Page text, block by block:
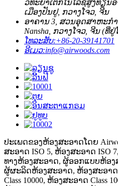
ວິທະຍາເຕັກໂນໂລຊີສູງທຽນ
ເມືອງປັນຢູ, ກວາງໂຈວ, ຈີນ
ອາຄານ 3, ສວນອຸດສາຫະກຳ
Nansha, ກວາງໂຈວ, ຈີນ (ທີ່ຢູ່
ໂທລະສັບ:+86-20-39141701
ອີເມວ:info@airwoods.com
ປະເພດຂອງຫ້ອງສະອາດໂດຍ
ສະອາດ ISO 5, ຫ້ອງສະອາດ ISO
ທາງຫ້ອງສະອາດ, ຜູ້ອອກແບບຫ້ອ
ຜູ້ຜະລິດຫ້ອງສະອາດ, ຫ້ອງສະອາດ
Class 10000, ຫ້ອງສະອາດ Class